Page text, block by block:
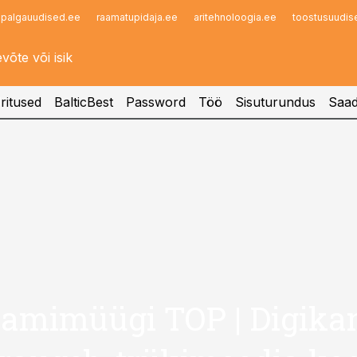
palgauudised.ee raamatupidaja.ee aritehnoloogia.ee
Infopank
BalticBest Password Töö Sisuturundus